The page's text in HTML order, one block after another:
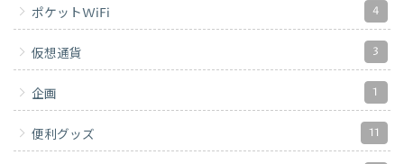
ポケットWiFi 4
仮想通貨 3
企画 1
便利グッズ 11